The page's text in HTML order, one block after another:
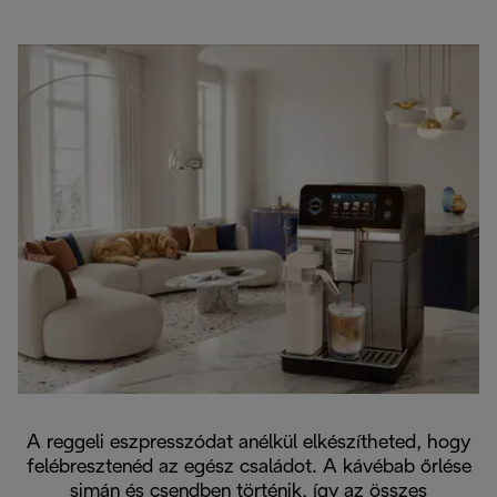
A reggeli eszpresszódat anélkül elkészítheted, hogy
felébresztenéd az egész családot. A kávébab őrlése
simán és csendben történik, így az összes